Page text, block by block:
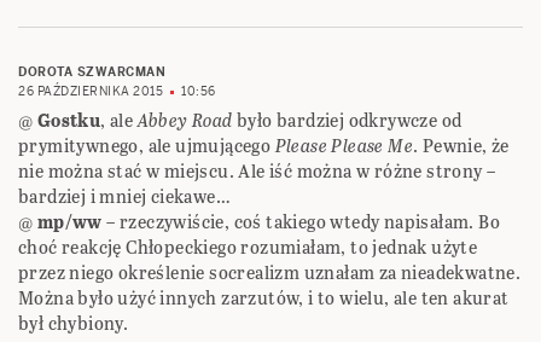
DOROTA SZWARCMAN
26 PAŹDZIERNIKA 2015
10:56
@Gostku, aleAbbey Roadbyło bardziej odkrywcze od
prymitywnego, ale ujmującegoPlease Please Me. Pewnie, że
nie można stać w miejscu. Ale iść można w różne strony –
bardziej i mniej ciekawe…
@mp/ww– rzeczywiście, coś takiego wtedy napisałam. Bo
choć reakcję Chłopeckiego rozumiałam, to jednak użyte
przez niego określenie socrealizm uznałam za nieadekwatne.
Można było użyć innych zarzutów, i to wielu, ale ten akurat
był chybiony.